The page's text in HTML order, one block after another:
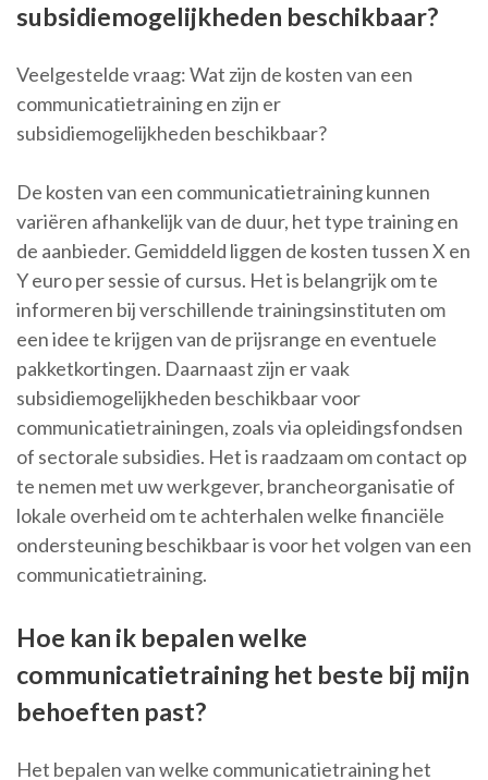
subsidiemogelijkheden beschikbaar?
Veelgestelde vraag: Wat zijn de kosten van een
communicatietraining en zijn er
subsidiemogelijkheden beschikbaar?
De kosten van een communicatietraining kunnen
variëren afhankelijk van de duur, het type training en
de aanbieder. Gemiddeld liggen de kosten tussen X en
Y euro per sessie of cursus. Het is belangrijk om te
informeren bij verschillende trainingsinstituten om
een idee te krijgen van de prijsrange en eventuele
pakketkortingen. Daarnaast zijn er vaak
subsidiemogelijkheden beschikbaar voor
communicatietrainingen, zoals via opleidingsfondsen
of sectorale subsidies. Het is raadzaam om contact op
te nemen met uw werkgever, brancheorganisatie of
lokale overheid om te achterhalen welke financiële
ondersteuning beschikbaar is voor het volgen van een
communicatietraining.
Hoe kan ik bepalen welke
communicatietraining het beste bij mijn
behoeften past?
Het bepalen van welke communicatietraining het